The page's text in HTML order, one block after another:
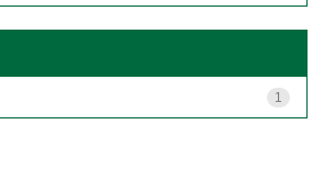
1